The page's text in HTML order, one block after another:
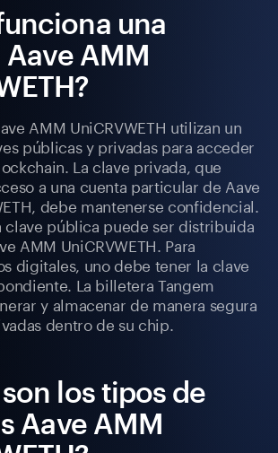
una
AMM
AMM UniCRVWETH utilizan un
públicas y privadas para acceder
La clave privada, que
a una cuenta particular de Aave
debe mantenerse confidencial.
clave pública puede ser distribuida
AMM UniCRVWETH. Para
digitales, uno debe tener la clave
La billetera Tangem
y almacenar de manera segura
dentro de su chip.
los tipos de
Aave AMM